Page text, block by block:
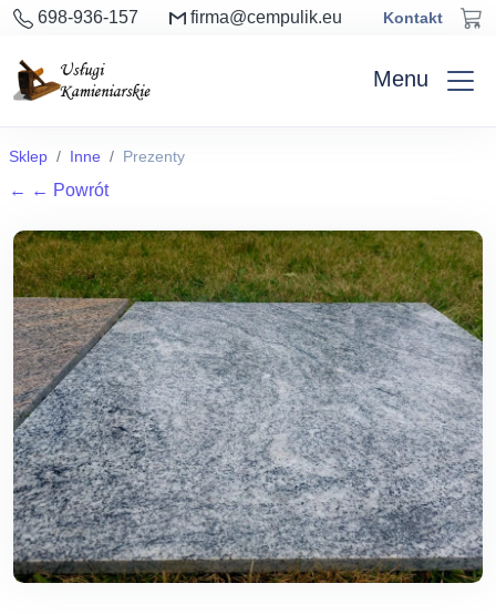
698-936-157 firma@cempulik.eu Kontakt
Menu
Sklep Inne Prezenty
← ← Powrót